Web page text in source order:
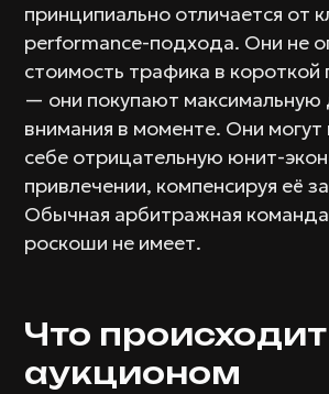
принципиально отличается от
performance-подхода. Они не
стоимость трафика в короткой
— они покупают
внимания в моменте. Они могут
себе отрицательную юнит-
привлечении, компенсируя её
Обычная арбитражная
роскоши не имеет.
Что
аукционом